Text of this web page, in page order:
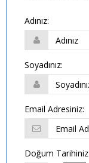
Adınız:
Soyadınız:
Email Adresiniz:
Doğum Tarihiniz